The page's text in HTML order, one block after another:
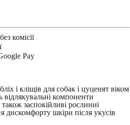
комісії
Pay
і кліщів для собак і цуценят віком
відлякувальні компоненти
заспокійливі рослинні
дискомфорту шкіри після укусів